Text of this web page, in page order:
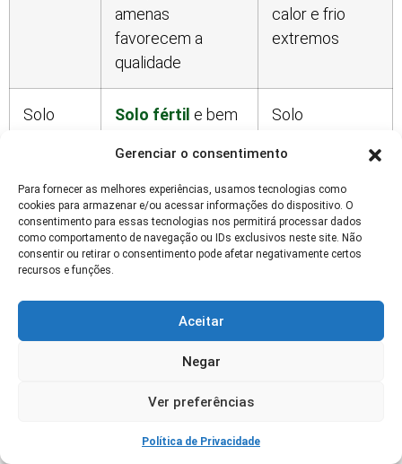
Gerenciar o consentimento
Para fornecer as melhores experiências, usamos tecnologias como
cookies para armazenar e/ou acessar informações do dispositivo. O
consentimento para essas tecnologias nos permitirá processar dados
como comportamento de navegação ou IDs exclusivos neste site. Não
consentir ou retirar o consentimento pode afetar negativamente certos
recursos e funções.
Aceitar
Negar
Ver preferências
Política de Privacidade
amenas
favorecem a
qualidade
calor e frio
extremos
Solo Solo fértil e bem
o
desenvolvimento
Solo
reduz
produtividade
Manejo
Práticas
integradas
produtividade
Alto custo e
demanda de
Eficientes para Regiões Semiáridas